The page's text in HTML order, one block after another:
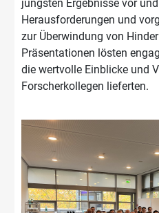
jüngsten Ergebnisse vor
Herausforderungen und
zur Überwindung von
Präsentationen lösten
die wertvolle Einblicke und
Forscherkollegen lieferten.